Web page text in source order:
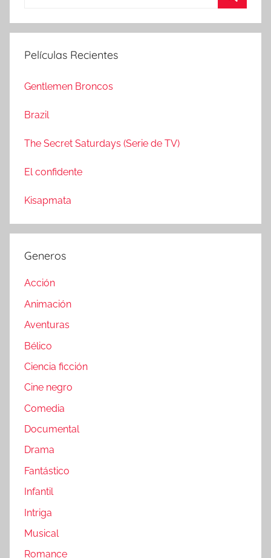
s
a
:
u
Películas Recientes
Gentlemen Broncos
Brazil
The Secret Saturdays (Serie de TV)
El confidente
Kisapmata
Generos
Acción
Animación
Aventuras
Bélico
Ciencia ficción
Cine negro
Comedia
Documental
Drama
Fantástico
Infantil
Intriga
Musical
Romance